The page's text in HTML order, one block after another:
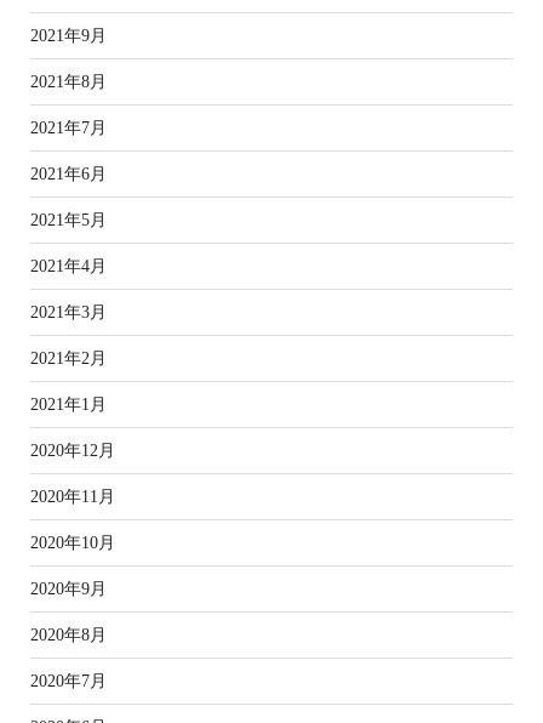
2021年9月
2021年8月
2021年7月
2021年6月
2021年5月
2021年4月
2021年3月
2021年2月
2021年1月
2020年12月
2020年11月
2020年10月
2020年9月
2020年8月
2020年7月